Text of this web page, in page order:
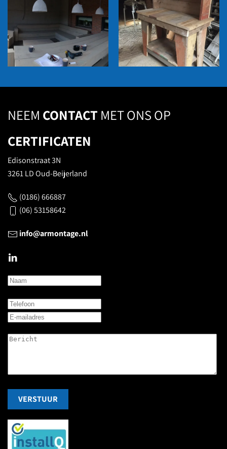
NEEM CONTACT MET ONS OP
CERTIFICATEN
Edisonstraat 3N
3261 LD Oud-Beijerland
(0186) 666887
(06) 53158642
info@armontage.nl
VERSTUUR